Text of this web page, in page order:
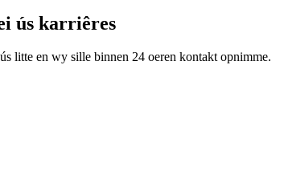
ús karriêres
litte en wy sille binnen 24 oeren kontakt opnimme.